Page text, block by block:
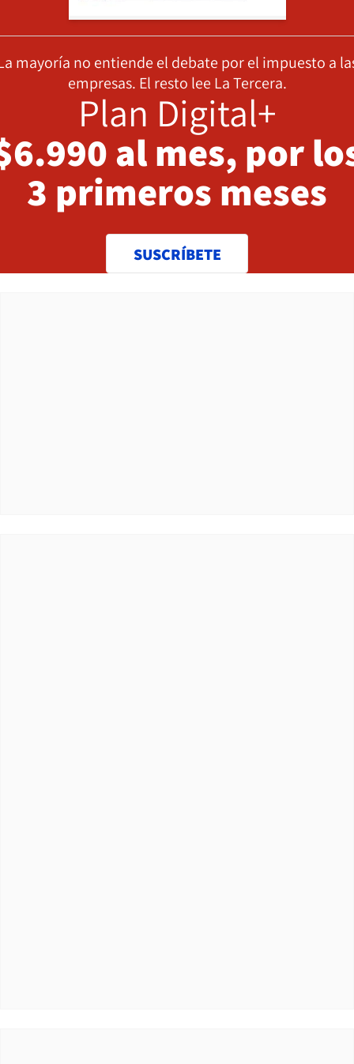
mayoría no entiende el debate por el impuesto a
empresas. El resto lee La Tercera.
Plan Digital+
al mes, por
3 primeros meses
SUSCRÍBETE